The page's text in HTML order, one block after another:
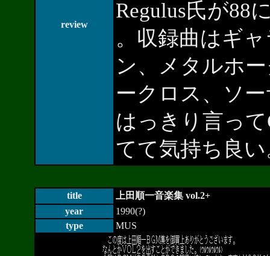
review
Regulus氏が88
。収録曲はギ
ン、メタルホ
ークロス、ソ
はっきり言っ
てて気持ち良い
title
上田順一音楽集 vol.2+
year
1990(?)
type
MUS